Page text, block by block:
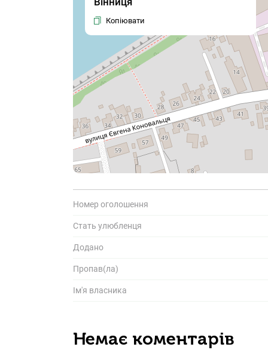
Копіювати
Номер оголошення
Стать улюбленця
Додано
Пропав(ла)
Ім'я власника
Немає коментарів